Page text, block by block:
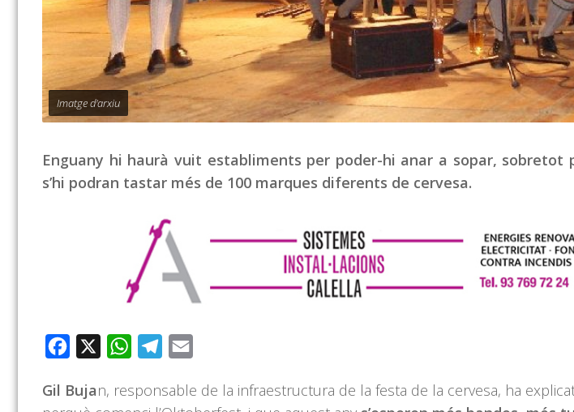
Imatge d'arxiu
Enguany hi haurà vuit establiments per poder-hi anar a sopar, sobretot
s’hi podran tastar més de 100 marques diferents de cervesa.
Facebook WhatsAppTelegram
Gil Bujan, responsable de la infraestructura de la festa de la cervesa, ha